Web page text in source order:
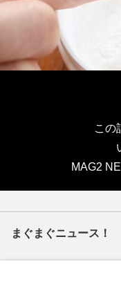
この
MAG2
まぐまぐニュース！